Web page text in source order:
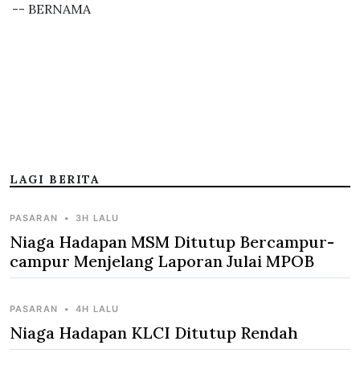
-- BERNAMA
LAGI BERITA
PASARAN • 3H LALU
Niaga Hadapan MSM Ditutup Bercampur-
campur Menjelang Laporan Julai MPOB
PASARAN • 4H LALU
Niaga Hadapan KLCI Ditutup Rendah